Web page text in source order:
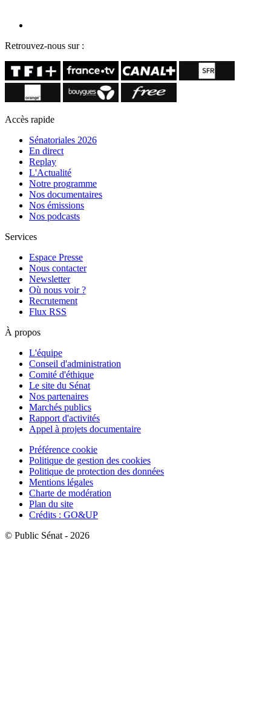
Retrouvez-nous sur :
Accès rapide
Sénatoriales 2026
En direct
Replay
L'Actualité
Notre programme
Nos documentaires
Nos émissions
Nos podcasts
Services
Espace Presse
Nous contacter
Newsletter
Où nous voir ?
Recrutement
Flux RSS
À propos
L'équipe
Conseil d'administration
Comité d'éthique
Le site du Sénat
Nos partenaires
Marchés publics
Rapport d'activités
Appel à projets documentaire
Préférence cookie
Politique de gestion des cookies
Politique de protection des données
Mentions légales
Charte de modération
Plan du site
Crédits : GO&UP
© Public Sénat - 2026